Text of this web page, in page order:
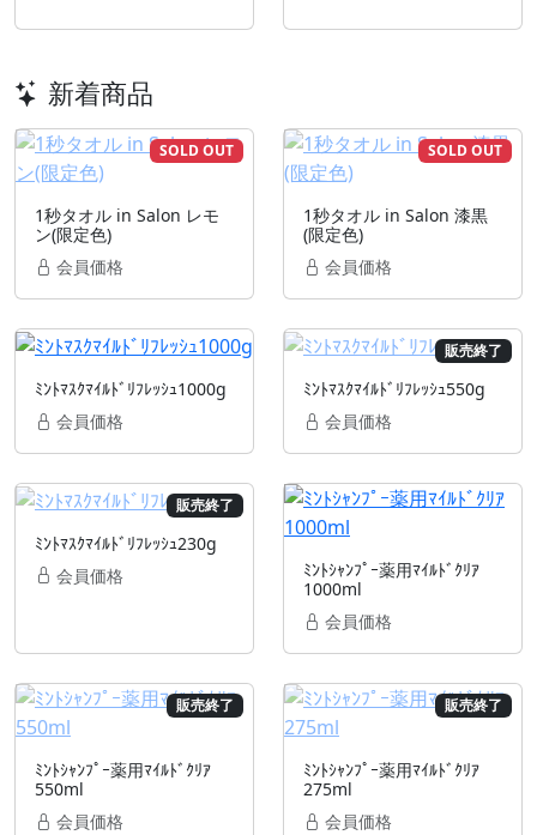
新着商品
SOLD OUT
1秒タオル in Salon レモ
ン(限定色)
会員価格
SOLD OUT
1秒タオル in Salon 漆黒
(限定色)
会員価格
ﾐﾝﾄﾏｽｸﾏｲﾙﾄﾞﾘﾌﾚｯｼｭ1000g
会員価格
販売終了
ﾐﾝﾄﾏｽｸﾏｲﾙﾄﾞﾘﾌﾚｯｼｭ550g
会員価格
販売終了
ﾐﾝﾄﾏｽｸﾏｲﾙﾄﾞﾘﾌﾚｯｼｭ230g
会員価格
ﾐﾝﾄｼｬﾝﾌﾟｰ薬用ﾏｲﾙﾄﾞｸﾘｱ
1000ml
会員価格
販売終了
ﾐﾝﾄｼｬﾝﾌﾟｰ薬用ﾏｲﾙﾄﾞｸﾘｱ
550ml
会員価格
販売終了
ﾐﾝﾄｼｬﾝﾌﾟｰ薬用ﾏｲﾙﾄﾞｸﾘｱ
275ml
会員価格